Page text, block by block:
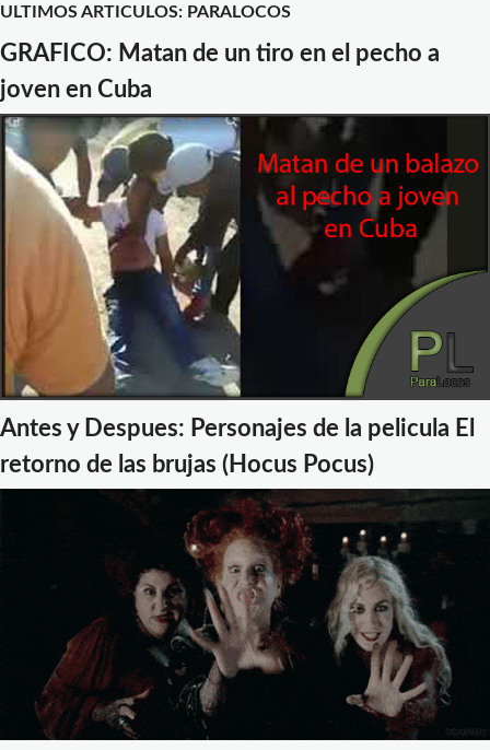
ULTIMOS ARTICULOS: PARALOCOS
GRAFICO: Matan de un tiro en el pecho a
joven en Cuba
Antes y Despues: Personajes de la pelicula El
retorno de las brujas (Hocus Pocus)